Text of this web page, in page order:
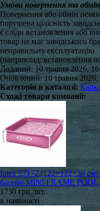
Умови повернення та
Повернення або обмін
порушена цілісність
є сліди встановлення або
товар не має заводського
неправильну експлуатацію
(наприклад: встановлення
Доданий: 10 травня 2026,
Оновлений: 10 травня 2026,
Категорія в каталозі:
Схожі товари компанії:
Intex 57172 (122×122×30
басейн MINI FRAME POOL
1730 грн./шт.
в наявності